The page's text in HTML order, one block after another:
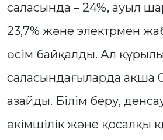
саласында – 24%, ауыл
23,7% және электрмен
өсім байқалды. Ал
саласындағыларда ақша
азайды. Білім беру,
әкімшілік және қосалқы